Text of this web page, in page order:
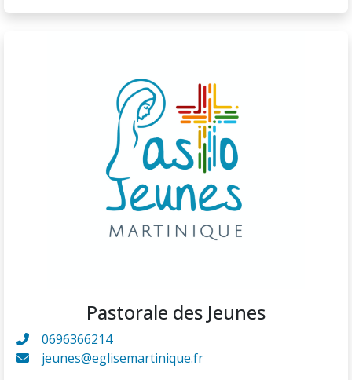
Pastorale des Jeunes
0696366214
jeunes@eglisemartinique.fr